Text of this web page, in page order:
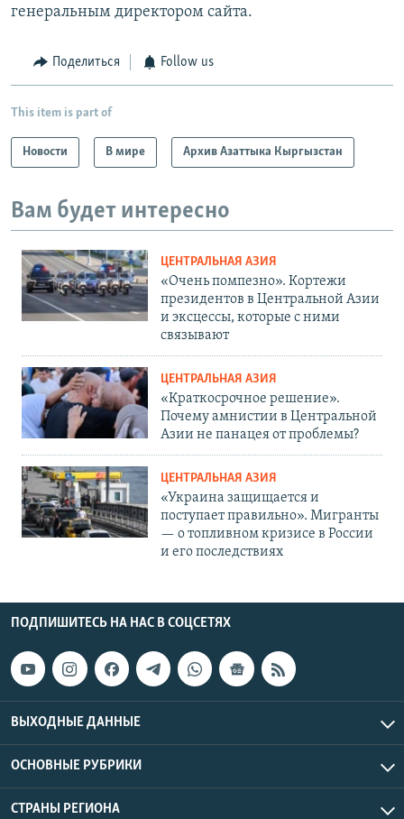
генеральным директором сайта.
Поделиться Follow us
This item is part of
Новости В мире Архив Азаттыка Кыргызстан
Вам будет интересно
ЦЕНТРАЛЬНАЯ АЗИЯ
«Очень помпезно». Кортежи
президентов в Центральной Азии
и эксцессы, которые с ними
связывают
ЦЕНТРАЛЬНАЯ АЗИЯ
«Краткосрочное решение».
Почему амнистии в Центральной
Азии не панацея от проблемы?
ЦЕНТРАЛЬНАЯ АЗИЯ
«Украина защищается и
поступает правильно». Мигранты
— о топливном кризисе в России
и его последствиях
ПОДПИШИТЕСЬ НА НАС В СОЦСЕТЯХ
ВЫХОДНЫЕ ДАННЫЕ
ОСНОВНЫЕ РУБРИКИ
СТРАНЫ РЕГИОНА